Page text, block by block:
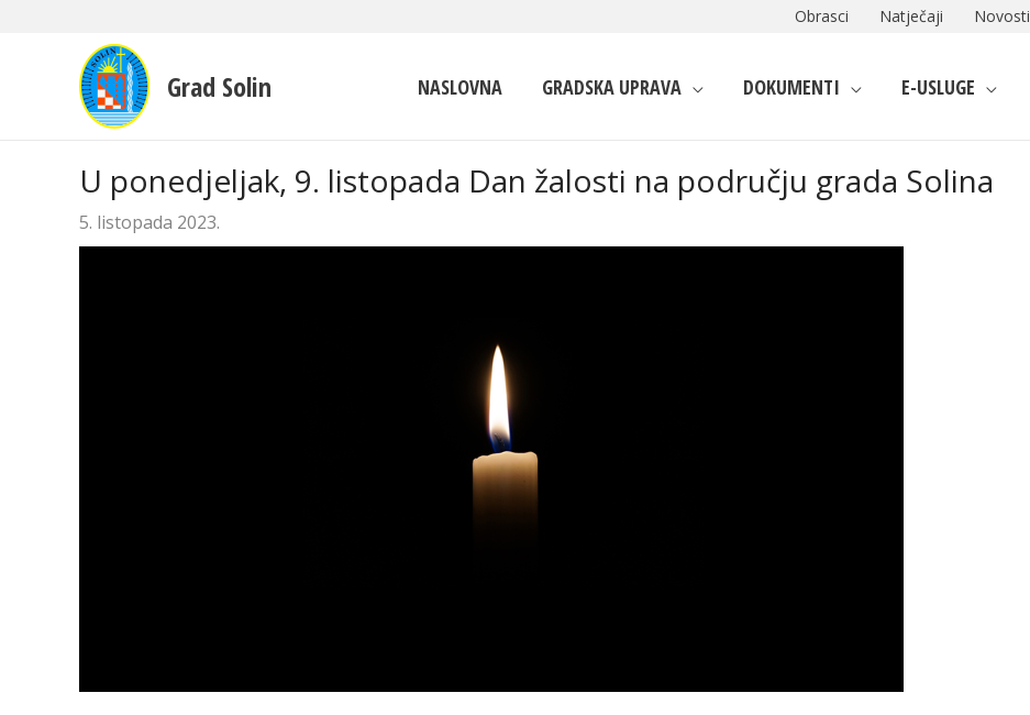
Obrasci Natječaji Novosti
Grad Solin NASLOVNA GRADSKA UPRAVA DOKUMENTI E-USLUGE
U ponedjeljak, 9. listopada Dan žalosti na području grada Solina
5. listopada 2023.